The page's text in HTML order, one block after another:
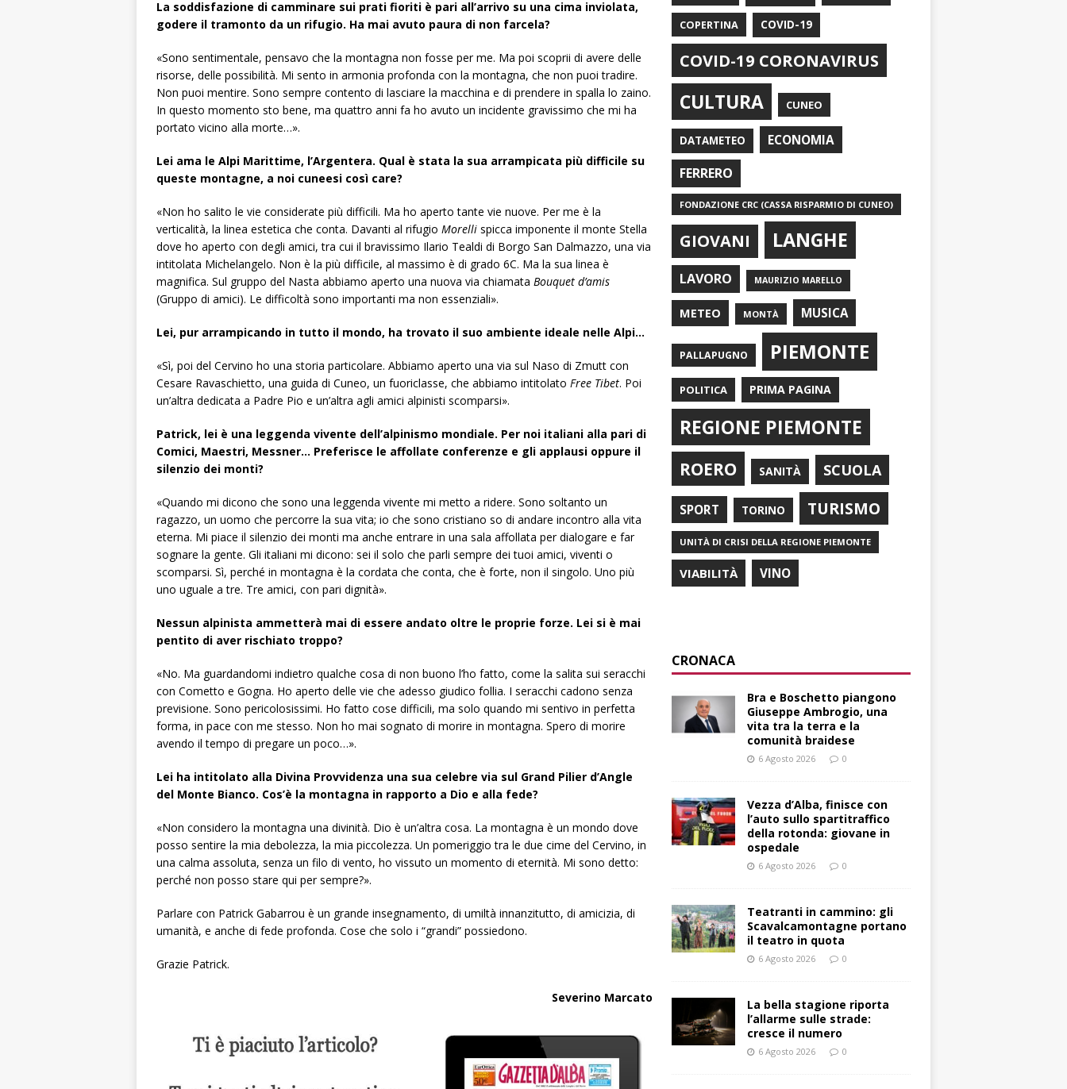
La soddisfazione di camminare sui prati fioriti è pari all’arrivo su una cima inviolata,
godere il tramonto da un rifugio. Ha mai avuto paura di non farcela?
«Sono sentimentale, pensavo che la montagna non fosse per me. Ma poi scoprii di avere delle
risorse, delle possibilità. Mi sento in armonia profonda con la montagna, che non puoi tradire.
Non puoi mentire. Sono sempre contento di lasciare la macchina e di prendere in spalla lo zaino.
In questo momento sto bene, ma quattro anni fa ho avuto un incidente gravissimo che mi ha
portato vicino alla morte…».
Lei ama le Alpi Marittime, l’Argentera. Qual è stata la sua arrampicata più difficile su
queste montagne, a noi cuneesi così care?
«Non ho salito le vie considerate più difficili. Ma ho aperto tante vie nuove. Per me è la
verticalità, la linea estetica che conta. Davanti al rifugio Morelli spicca imponente il monte Stella
dove ho aperto con degli amici, tra cui il bravissimo Ilario Tealdi di Borgo San Dalmazzo, una via
intitolata Michelangelo. Non è la più difficile, al massimo è di grado 6C. Ma la sua linea è
magnifica. Sul gruppo del Nasta abbiamo aperto una nuova via chiamata Bouquet d’amis
(Gruppo di amici). Le difficoltà sono importanti ma non essenziali».
Lei, pur arrampicando in tutto il mondo, ha trovato il suo ambiente ideale nelle Alpi…
«Sì, poi del Cervino ho una storia particolare. Abbiamo aperto una via sul Naso di Zmutt con
Cesare Ravaschietto, una guida di Cuneo, un fuoriclasse, che abbiamo intitolato Free Tibet. Poi
un’altra dedicata a Padre Pio e un’altra agli amici alpinisti scomparsi».
Patrick, lei è una leggenda vivente dell’alpinismo mondiale. Per noi italiani alla pari di
Comici, Maestri, Messner… Preferisce le affollate conferenze e gli applausi oppure il
silenzio dei monti?
«Quando mi dicono che sono una leggenda vivente mi metto a ridere. Sono soltanto un
ragazzo, un uomo che percorre la sua vita; io che sono cristiano so di andare incontro alla vita
eterna. Mi piace il silenzio dei monti ma anche entrare in una sala affollata per dialogare e far
sognare la gente. Gli italiani mi dicono: sei il solo che parli sempre dei tuoi amici, viventi o
scomparsi. Sì, perché in montagna è la cordata che conta, che è forte, non il singolo. Uno più
uno uguale a tre. Tre amici, con pari dignità».
Nessun alpinista ammetterà mai di essere andato oltre le proprie forze. Lei si è mai
pentito di aver rischiato troppo?
«No. Ma guardandomi indietro qualche cosa di non buono l’ho fatto, come la salita sui seracchi
con Cometto e Gogna. Ho aperto delle vie che adesso giudico follia. I seracchi cadono senza
previsione. Sono pericolosissimi. Ho fatto cose difficili, ma solo quando mi sentivo in perfetta
forma, in pace con me stesso. Non ho mai sognato di morire in montagna. Spero di morire
avendo il tempo di pregare un poco…».
Lei ha intitolato alla Divina Provvidenza una sua celebre via sul Grand Pilier d’Angle
del Monte Bianco. Cos’è la montagna in rapporto a Dio e alla fede?
«Non considero la montagna una divinità. Dio è un’altra cosa. La montagna è un mondo dove
posso sentire la mia debolezza, la mia piccolezza. Un pomeriggio tra le due cime del Cervino, in
una calma assoluta, senza un filo di vento, ho vissuto un momento di eternità. Mi sono detto:
perché non posso stare qui per sempre?».
Parlare con Patrick Gabarrou è un grande insegnamento, di umiltà innanzitutto, di amicizia, di
umanità, e anche di fede profonda. Cose che solo i “grandi” possiedono.
Grazie Patrick.
Severino Marcato
COPERTINA COVID-19
COVID-19 CORONAVIRUS
CULTURA CUNEO
DATAMETEO ECONOMIA
FERRERO
FONDAZIONE CRC (CASSA RISPARMIO DI CUNEO)
GIOVANI LANGHE
LAVORO MAURIZIO MARELLO
METEO MONTÀ MUSICA
PALLAPUGNO PIEMONTE
POLITICA PRIMA PAGINA
REGIONE PIEMONTE
ROERO SANITÀ SCUOLA
SPORT TORINO TURISMO
UNITÀ DI CRISI DELLA REGIONE PIEMONTE
VIABILITÀ VINO
CRONACA
Bra e Boschetto piangono
Giuseppe Ambrogio, una
vita tra la terra e la
comunità braidese
6 Agosto 2026 0
Vezza d’Alba, finisce con
l’auto sullo spartitraffico
della rotonda: giovane in
ospedale
6 Agosto 2026 0
Teatranti in cammino: gli
Scavalcamontagne portano
il teatro in quota
6 Agosto 2026 0
La bella stagione riporta
l’allarme sulle strade:
cresce il numero
6 Agosto 2026 0